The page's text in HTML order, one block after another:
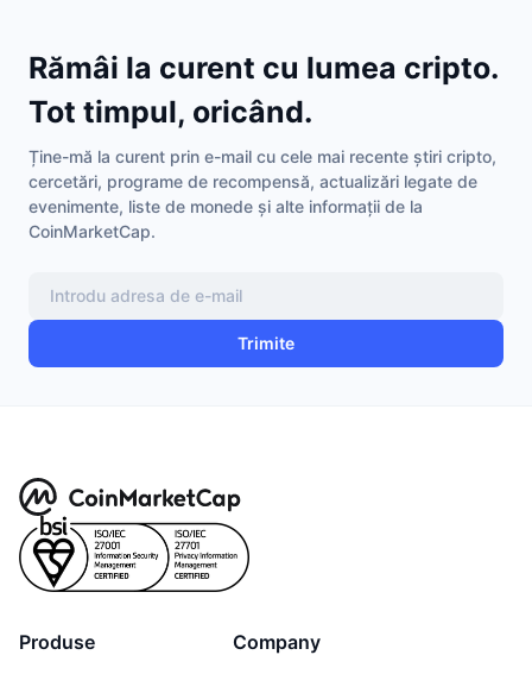
Rămâi la curent cu lumea cripto.
Tot timpul, oricând.
Ține-mă la curent prin e-mail cu cele mai recente știri cripto,
cercetări, programe de recompensă, actualizări legate de
evenimente, liste de monede și alte informații de la
CoinMarketCap.
Trimite
Produse Company